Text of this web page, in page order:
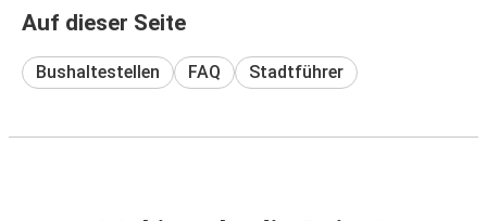
Auf dieser Seite
Bushaltestellen FAQ Stadtführer